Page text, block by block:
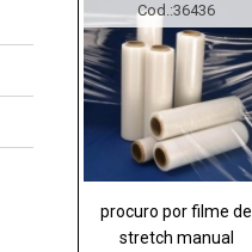
Cod.:36436
procuro por filme de
stretch manual